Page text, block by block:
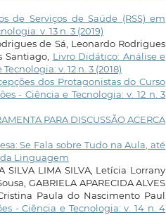
de Serviços de Saúde (RSS) em
v. 13 n. 3 (2019)
de Sá, Leonardo Rodrigues
Santiago, Livro Didático: Análise e
v. 12 n. 3 (2018)
dos Protagonistas do Curso
- Ciência e Tecnologia: v. 12 n. 3
PARA DISCUSSÃO ACERCA
Se Fala sobre Tudo na Aula, até
da Linguagem
SILVA LIMA SILVA, Letícia Lorrany
GABRIELA APARECIDA ALVES
Paula do Nascimento Paul
- Ciência e Tecnologia: v. 14 n. 4